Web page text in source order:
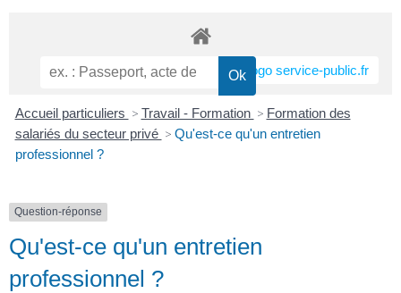
Accueil particuliers > Travail - Formation > Formation des
salariés du secteur privé > Qu'est-ce qu'un entretien
professionnel ?
Question-réponse
Qu'est-ce qu'un entretien
professionnel ?